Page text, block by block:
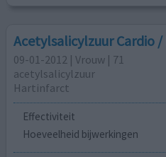
Acetylsalicylzuur Cardio
09-01-2012 | Vrouw | 71
acetylsalicylzuur
Hartinfarct
Effectiviteit
Hoeveelheid bijwerkingen